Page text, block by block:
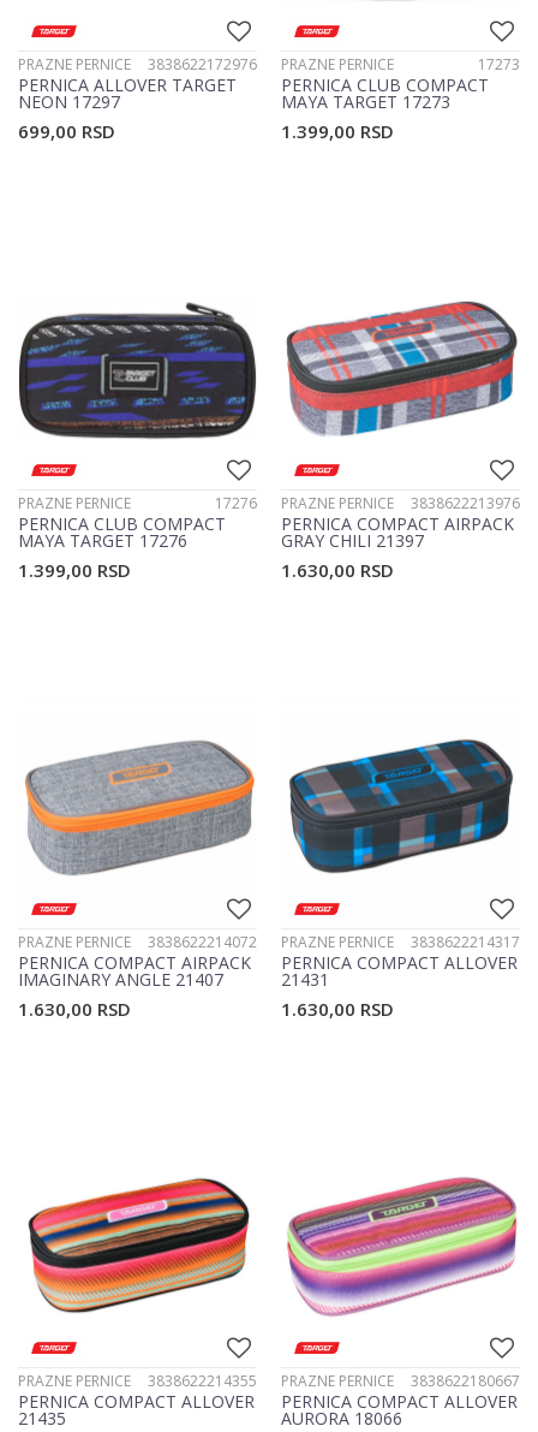
PRAZNE PERNICE 3838622172976
PERNICA ALLOVER TARGET
NEON 17297
699,00 RSD
PRAZNE PERNICE 17273
PERNICA CLUB COMPACT
MAYA TARGET 17273
1.399,00 RSD
PRAZNE PERNICE 17276
PERNICA CLUB COMPACT
MAYA TARGET 17276
1.399,00 RSD
PRAZNE PERNICE 3838622213976
PERNICA COMPACT AIRPACK
GRAY CHILI 21397
1.630,00 RSD
PRAZNE PERNICE 3838622214072
PERNICA COMPACT AIRPACK
IMAGINARY ANGLE 21407
1.630,00 RSD
PRAZNE PERNICE 3838622214317
PERNICA COMPACT ALLOVER
21431
1.630,00 RSD
PRAZNE PERNICE 3838622214355
PERNICA COMPACT ALLOVER
21435
PRAZNE PERNICE 3838622180667
PERNICA COMPACT ALLOVER
AURORA 18066